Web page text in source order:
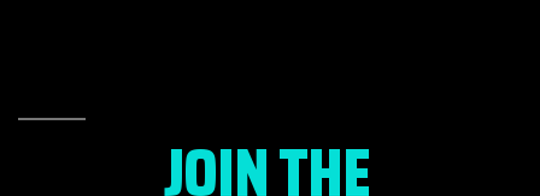
JOIN THE